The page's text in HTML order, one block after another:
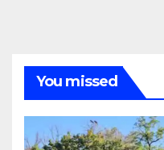
You missed